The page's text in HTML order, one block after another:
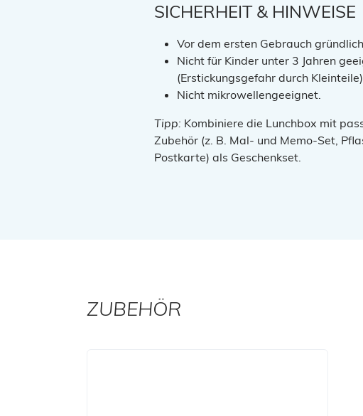
SICHERHEIT & HINWEISE
Vor dem ersten Gebrauch
Nicht für Kinder unter 3 Jahren
(Erstickungsgefahr durch
Nicht mikrowellengeeignet.
Tipp: Kombiniere die Lunchbox mit
Zubehör (z. B. Mal- und Memo-Set,
Postkarte) als Geschenkset.
ZUBEHÖR